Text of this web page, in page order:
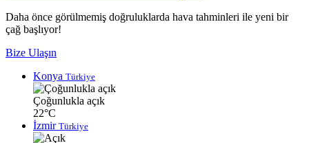
Daha önce görülmemiş doğruluklarda hava tahminleri ile yeni bir
çağ başlıyor!
Bize Ulaşın
Konya Türkiye
Çoğunlukla açık
22°C
İzmir Türkiye